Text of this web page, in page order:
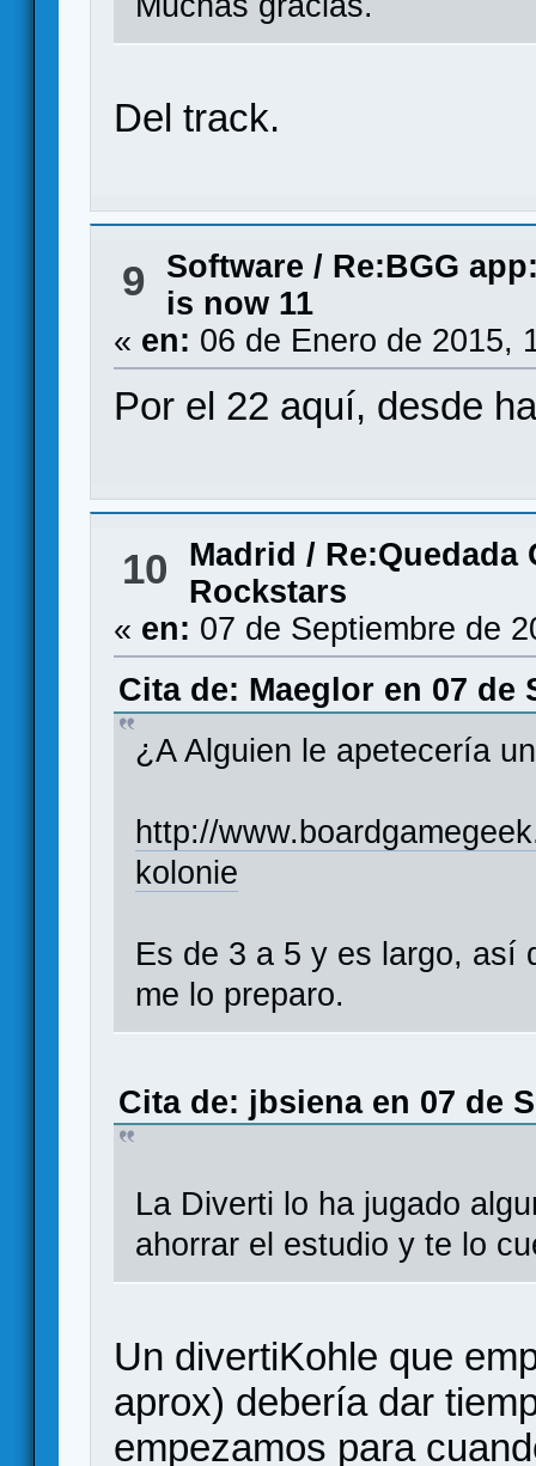
Del track.
9 Software / Re:BGG
is now 11
« en: 06 de Enero de 2015,
Por el 22 aquí, desde
10 Madrid / Re:Quedada
Rockstars
« en: 07 de Septiembre de
Cita de: Maeglor en 07 de
¿A Alguien le apetecería
http://
kolonie
Es de 3 a 5 y es largo, así
me lo preparo.
Cita de: jbsiena en 07 de
La Diverti lo ha jugado
ahorrar el estudio y te lo
Un divertiKohle que
aprox) debería dar
empezamos para